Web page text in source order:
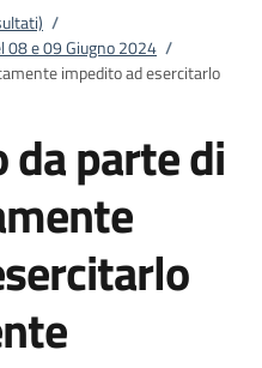
/
08 e 09 Giugno 2024 /
impedito ad esercitarlo
parte di